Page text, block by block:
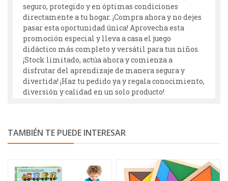
seguro, protegido y en óptimas condiciones
directamente a tu hogar. ¡Compra ahora y no dejes
pasar esta oportunidad única! Aprovecha esta
promoción especial y lleva a casa el juego
didáctico más completo y versátil para tus niños.
¡Stock limitado, actúa ahora y comienza a
disfrutar del aprendizaje de manera segura y
divertida! ¡Haz tu pedido ya y regala conocimiento,
diversión y calidad en un solo producto!
TAMBIÉN TE PUEDE INTERESAR